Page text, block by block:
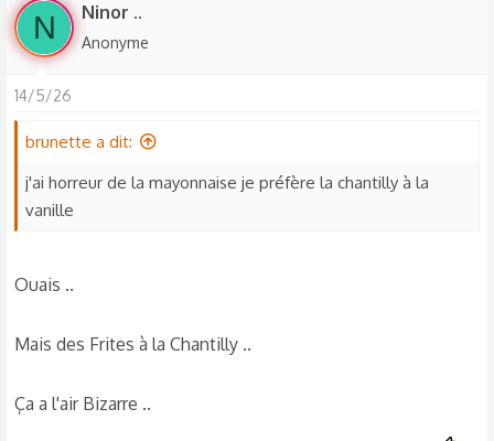
N Ninor ..
Anonyme
14/5/26
brunette a dit:
j'ai horreur de la mayonnaise je préfère la chantilly à la
vanille
Ouais ..
Mais des Frites à la Chantilly ..
Ça a l'air Bizarre ..